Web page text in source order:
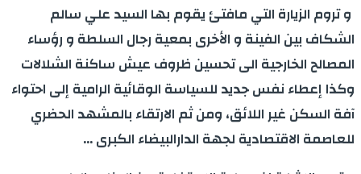
و تروم الزيارة التي مافتئ يقوم بها السيد علي سالم
الشكاف بين الفينة و الأخرى بمعية رجال السلطة و رؤساء
المصالح الخارجية الى تحسين ظروف عيش ساكنة الشلالات
وكذا إعطاء نفس جديد للسياسة الوقائية الرامية إلى احتواء
آفة السكن غير اللائق، ومن ثم الارتقاء بالمشهد الحضري
للعاصمة الاقتصادية لجهة الدارالبيضاء الكبرى …